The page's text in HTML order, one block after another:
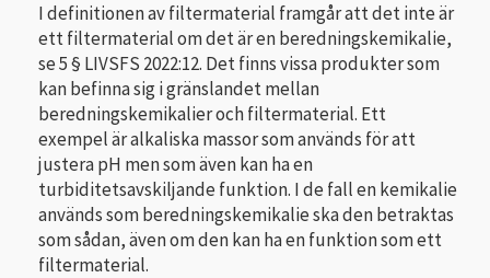
I definitionen av filtermaterial framgår att det inte är
ett filtermaterial om det är en beredningskemikalie,
se 5 § LIVSFS 2022:12. Det finns vissa produkter som
kan befinna sig i gränslandet mellan
beredningskemikalier och filtermaterial. Ett
exempel är alkaliska massor som används för att
justera pH men som även kan ha en
turbiditetsavskiljande funktion. I de fall en kemikalie
används som beredningskemikalie ska den betraktas
som sådan, även om den kan ha en funktion som ett
filtermaterial.